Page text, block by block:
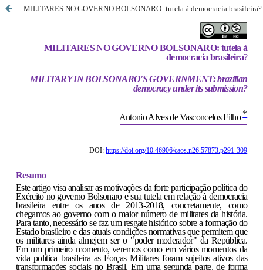
MILITARES NO GOVERNO BOLSONARO: tutela à democracia brasileira?